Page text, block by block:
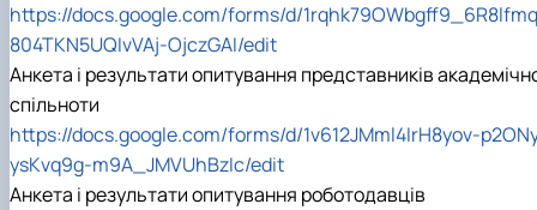
https://docs.google.com/forms/d/1rqhk79OWbgff9_6R8lfmq
804TKN5UQIvVAj-OjczGAI/edit
Анкета і результати опитування представників
спільноти
https://docs.google.com/forms/d/1v612JMml4IrH8yov-
ysKvq9g-m9A_JMVUhBzIc/edit
Анкета і результати опитування роботодавців